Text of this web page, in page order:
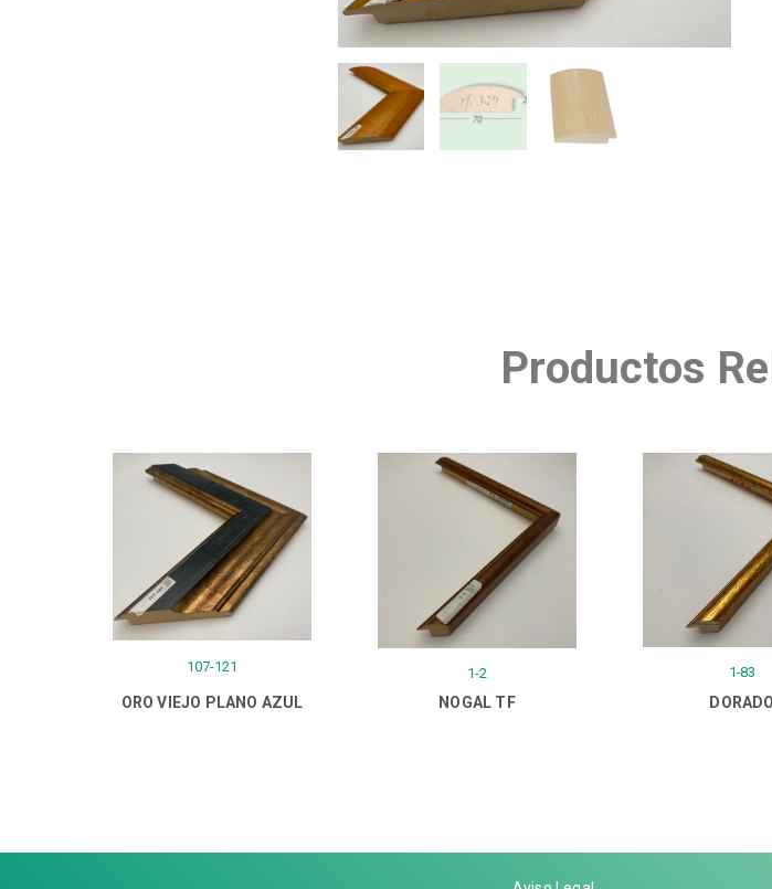
Productos
107-121
ORO VIEJO PLANO AZUL
1-2
NOGAL TF
1-83
DORADO